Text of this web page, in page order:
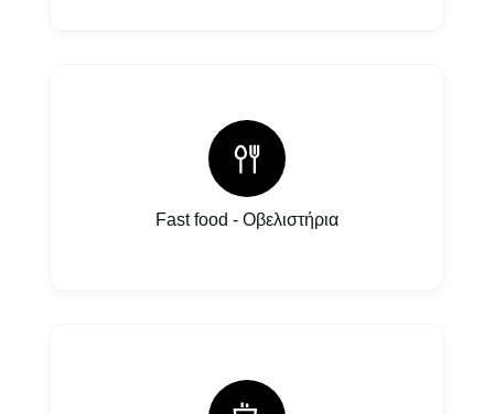
Fast food - Οβελιστήρια